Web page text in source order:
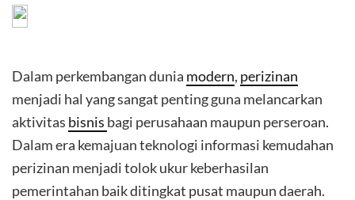
Dalam perkembangan dunia modern, perizinan
menjadi hal yang sangat penting guna melancarkan
aktivitas bisnis bagi perusahaan maupun perseroan.
Dalam era kemajuan teknologi informasi kemudahan
perizinan menjadi tolok ukur keberhasilan
pemerintahan baik ditingkat pusat maupun daerah.